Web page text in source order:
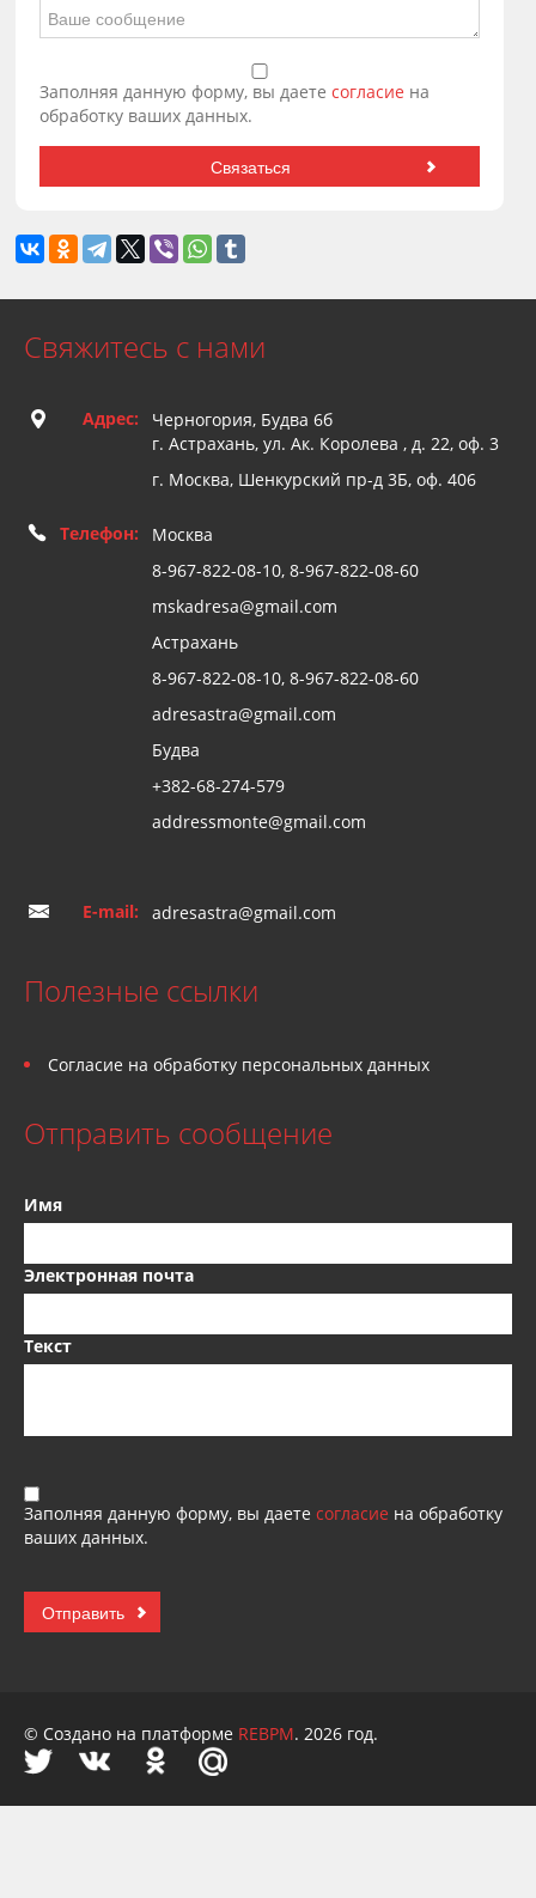
Заполняя данную форму, вы даетесогласие на
обработку ваших данных.
Свяжитесь с нами
Адрес:
Черногория, Будва 6б
г. Астрахань, ул. Ак. Королева , д. 22, оф. 3
г. Москва, Шенкурский пр-д 3Б, оф. 406
Телефон:
Москва
8-967-822-08-10, 8-967-822-08-60
mskadresa@gmail.com
Астрахань
8-967-822-08-10, 8-967-822-08-60
adresastra@gmail.com
Будва
+382-68-274-579
addressmonte@gmail.com
E-mail: adresastra@gmail.com
Полезные ссылки
Согласие на обработку персональных данных
Отправить сообщение
Имя
Электронная почта
Текст
Заполняя данную форму, вы даете согласие на обработку
ваших данных.
© Создано на платформе REBPM. 2026 год.